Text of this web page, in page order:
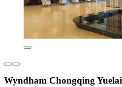
Wyndham Chongqing Yuelai